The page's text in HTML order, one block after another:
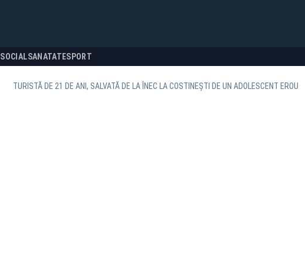
SOCIALSANATATESPORT
TURISTĂ DE 21 DE ANI, SALVATĂ DE LA ÎNEC LA COSTINEȘTI DE UN ADOLESCENT EROU